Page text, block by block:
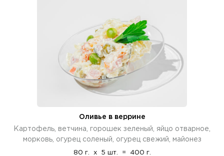
Оливье в веррине
Картофель, ветчина, горошек зеленый, яйцо отварное,
морковь, огурец соленый, огурец свежий, майонез
80 г. x 5 шт. = 400 г.